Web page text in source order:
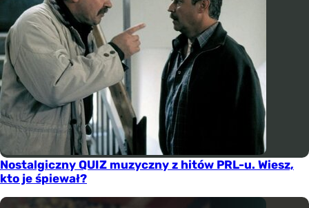
Nostalgiczny QUIZ muzyczny z hitów PRL-u. Wiesz,
kto je śpiewał?